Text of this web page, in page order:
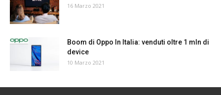
16 Marzo 2021
Boom di Oppo In Italia: venduti oltre 1 mln di
device
10 Marzo 2021